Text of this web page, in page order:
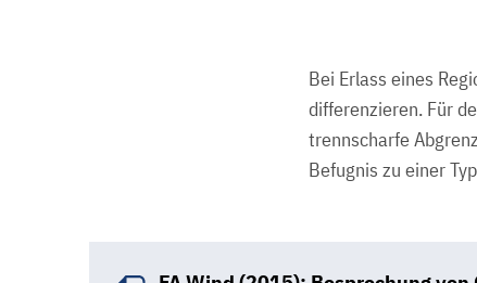
Bei Erlass eines
differenzieren. Für
trennscharfe
Befugnis zu einer